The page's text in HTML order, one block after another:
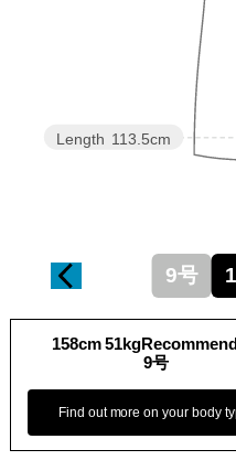
Length 113.5cm
9号
158cm
9号
Find out more on your body